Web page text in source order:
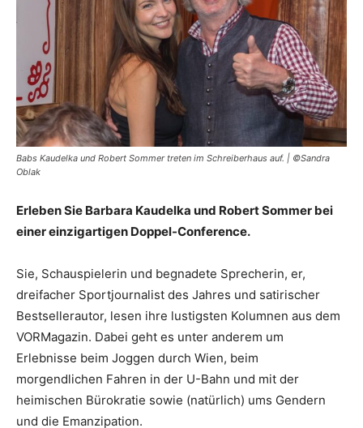
Babs Kaudelka und Robert Sommer treten im Schreiberhaus auf. | ©Sandra
Oblak
Erleben Sie Barbara Kaudelka und Robert Sommer bei
einer einzigartigen Doppel-Conference.
Sie, Schauspielerin und begnadete Sprecherin, er,
dreifacher Sportjournalist des Jahres und satirischer
Bestsellerautor, lesen ihre lustigsten Kolumnen aus dem
VORMagazin. Dabei geht es unter anderem um
Erlebnisse beim Joggen durch Wien, beim
morgendlichen Fahren in der U-Bahn und mit der
heimischen Bürokratie sowie (natürlich) ums Gendern
und die Emanzipation.